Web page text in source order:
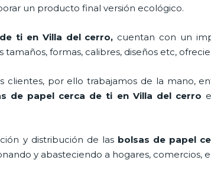
un producto final versión ecológico.
ti en Villa del cerro, cuentan con un
formas, calibres, diseños etc,
por ello trabajamos de la mano,
de papel cerca de ti en Villa del cerro
y distribución de las bolsas de papel
y abasteciendo a hogares, comercios,